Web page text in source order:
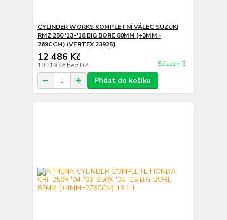
CYLINDER WORKS KOMPLETNÍ VÁLEC SUZUKI
RMZ 250 '13-'18 BIG BORE 80MM (+3MM=
269CCM) (VERTEX 23925)
12 486 Kč
10 319 Kč bez DPH Skladem 5
Přidat do košíku